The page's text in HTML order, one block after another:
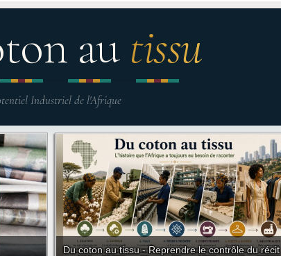
au tissu
Industriel de l'Afrique
Du coton au tissu - Reprendre le contrôle du récit